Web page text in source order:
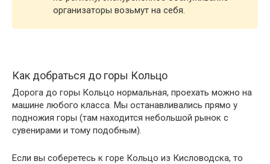
организаторы возьмут на себя.
Как добраться до горы Кольцо
Дорога до горы Кольцо нормальная, проехать можно на
машине любого класса. Мы останавливались прямо у
подножия горы (там находится небольшой рынок с
сувенирами и тому подобным).
Если вы соберетесь к горе Кольцо из Кисловодска, то